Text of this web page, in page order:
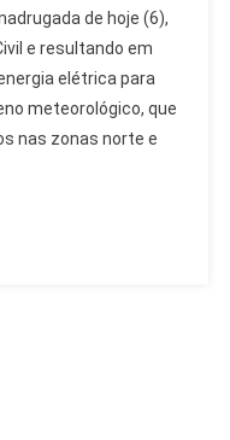
de hoje (6),
e resultando em
elétrica para
meteorológico, que
nas zonas norte e